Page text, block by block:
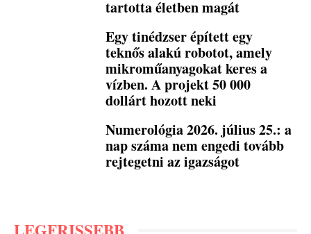
tartotta életben magát
Egy tinédzser épített egy
teknős alakú robotot, amely
mikroműanyagokat keres a
vízben. A projekt 50 000
dollárt hozott neki
Numerológia 2026. július 25.: a
nap száma nem engedi tovább
rejtegetni az igazságot